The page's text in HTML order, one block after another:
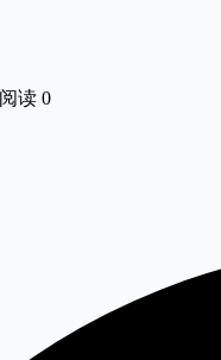
阅读 0